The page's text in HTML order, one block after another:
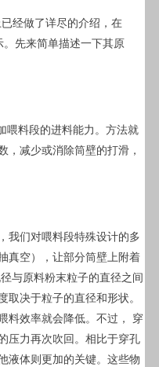
经做了详尽的介绍，在
。先来简单描述一下其原
喂料段的进料能力。方法就
，减少或消除筒壁的打滑，
我们对喂料段特殊设计的多
真空），让部分筒壁上附着
与原料粉末粒子的直径之间
取决于粒子的直径和形状。
料效率就会降低。不过， 穿
压力再次吹回。相比于穿孔
液体则更加的关键。这些物